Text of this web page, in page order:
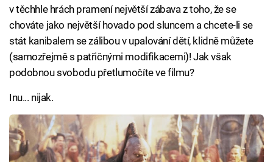
v těchhle hrách pramení největší zábava z toho, že se
chováte jako největší hovado pod sluncem a chcete-li se
stát kanibalem se zálibou v upalování dětí, klidně můžete
(samozřejmě s patřičnými modifikacemi)! Jak však
podobnou svobodu přetlumočíte ve filmu?
Inu... nijak.